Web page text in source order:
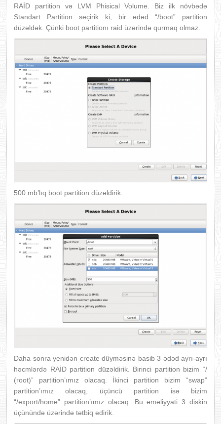
RAİD partition və LVM Phisical Volume. Biz ilk növbədə
Standart Partition seçirik ki, bir ədəd “/boot” partition
düzəldək. Çünki boot partitionı raid üzərində qurmaq olmaz.
500 mb’lıq boot partition düzəldirik.
Daha sonra yenidən create düyməsinə basib 3 ədəd ayrı-ayrı
həcmlərdə RAİD partition düzəldirik. Birinci partition bizim “/
(root)” partition’ımız olacaq. İkinci partition bizim “swap”
partition’ımız olacaq, üçüncü partition isə bizim
“/export/home” partition’ımız olacaq. Bu əməliyyati 3 diskin
üçünündə üzərində tətbiq edirik.